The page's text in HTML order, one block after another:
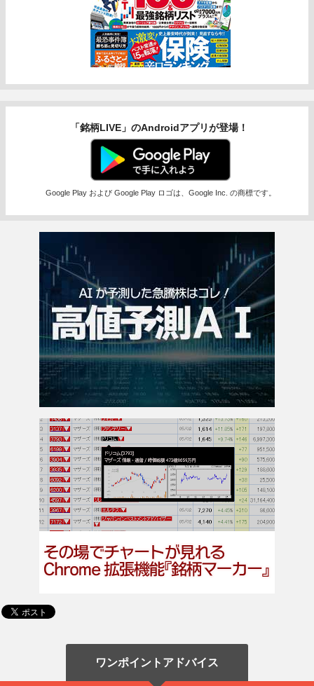
「銘柄LIVE」のAndroidアプリが登場！
Google Play および Google Play ロゴは、Google Inc. の商標です。
ワンポイントアドバイス